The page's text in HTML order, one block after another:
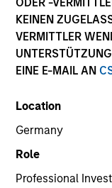
KEINEN
VERMITTLER
EINE E-MAIL AN
Location
Germany
Role
Professional
term,
other
classes.
Strategies
We specialize in
institutional